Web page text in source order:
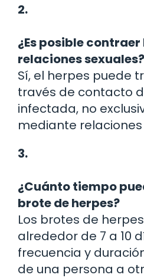
2.
¿Es posible
relaciones sexuales?
Sí, el herpes puede
través de contacto
infectada, no
mediante relaciones
3.
¿Cuánto tiempo
brote de herpes?
Los brotes de
alrededor de 7 a 10
frecuencia y
de una persona a